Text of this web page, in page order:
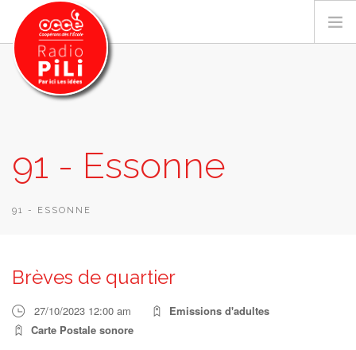
GRILLE DES PROGRAMMES
EMISSIONS / PODCASTS
RECHERCHER
91 - Essonne
91 - ESSONNE
Brèves de quartier
27/10/2023 12:00 am
Emissions d'adultes
Carte Postale sonore